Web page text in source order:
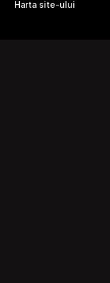
Harta site-ului